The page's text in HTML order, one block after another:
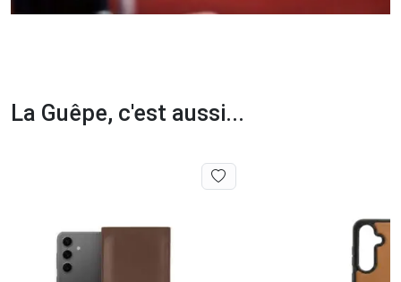
La Guêpe, c'est aussi...